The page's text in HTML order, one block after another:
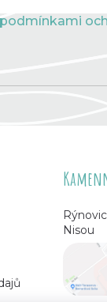
podmínkami
Nisou